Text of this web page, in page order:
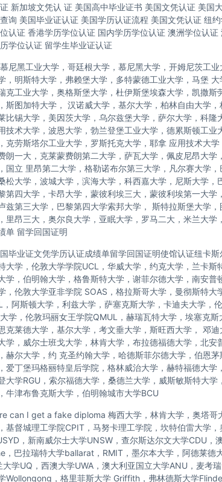
新加坡文凭认 证 美国高中毕业证书 美国文凭认证 美国
询 美国毕业证认证 美国学历认证流程 美国文凭认证 纽
认证 香港学历学位认证 国内学历学位认证 澳洲学位认
学位认证 留学生毕业证认证
尼黑工业大学，哥廷根大学，慕尼黑大学，开姆尼茨工业
，明斯特大学，弗赖堡大学，多特蒙德工业大学，马堡
克工业大学，奥格斯堡大学，杜伊斯堡埃森大学，凯撒斯
斯图加特大学， 汉诺威大学，基尔大学，柏林自由大学
比锡大学，美因茨大学，乌尔兹堡大学，萨尔大学，科隆
技术大学，波恩大学，勃兰登堡工业大学，德累斯顿工业
克劳斯塔尔工业大学，罗斯托克大学，耶拿 应用技术大学
朗一大，克莱蒙费朗第二大学，萨瓦大学，佩皮尼昂大学
国立 里昂第二大学，格勒诺布尔第三大学，凡尔赛大学
松大学，波城大学，滨海大学，科西嘉大学，尼斯大学，
第四大学，卡昂大学，蒙彼利埃三大，蒙彼利埃第一大学
兹第三大学，巴黎第四大学索邦大学， 斯特拉斯堡大学
里昂三大，奥尔良大学，亚眠大学，罗马二大，米兰大学
单 留学回国证明
毕业证文凭学历认证成绩单留学回国证明使馆认证纽卡斯
大学，伦敦大学学院UCL，华威大学，约克大学，兰卡斯
学，伯明翰大学，格鲁斯特大学，谢菲尔德大学，南安普
，伦敦大学亚非学院 SOAS，格拉斯哥大学，曼彻斯特大
阿斯顿大学，利兹大学，萨塞克斯大学，卡迪夫大学，
学，伦敦玛丽女王学院QMUL，赫瑞瓦特大学，埃塞克
克莱德大学，基尔大学，考文垂大学，斯旺西大学， 邓
学，威尔士班戈大学，林肯大学，布拉德福德大学，北安
赫尔大学，约 克圣约翰大学，哈德斯菲尔德大学，伯恩
爱丁堡玛格丽特皇后学院，格林威治大学，赫特福德大学
大学RGU，索尔福德大学，桑德兰大学，威斯敏斯特大学
牛津布鲁克斯大学，伯明翰城市大学BCU
can I get a fake diploma 梅西大学，林肯大学，奥塔哥
基督城理工学院CPIT，马努卡理工学院，坎特伯雷大学
，新南威尔士大学UNSW，查尔斯达尔文大学CDU，
，巴拉瑞特大学ballarat，RMIT，墨尔本大学，阿德莱德
学UQ，西澳大学UWA，澳大利亚国立大学ANU，麦考
Wollongong，格里菲斯大学 Griffith，弗林德斯大学